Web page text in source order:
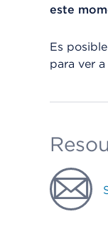
este
Es
para ver